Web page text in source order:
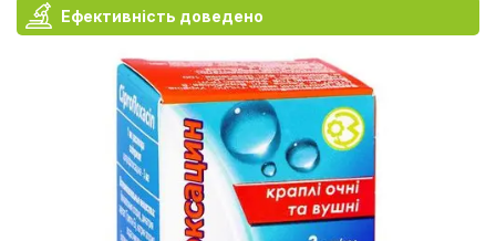
Ефективність доведено